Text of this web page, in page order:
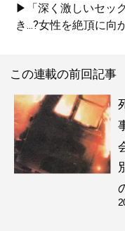
▶「深く激しいセッ
き...?女性を絶頂に向
この連載の前回記事